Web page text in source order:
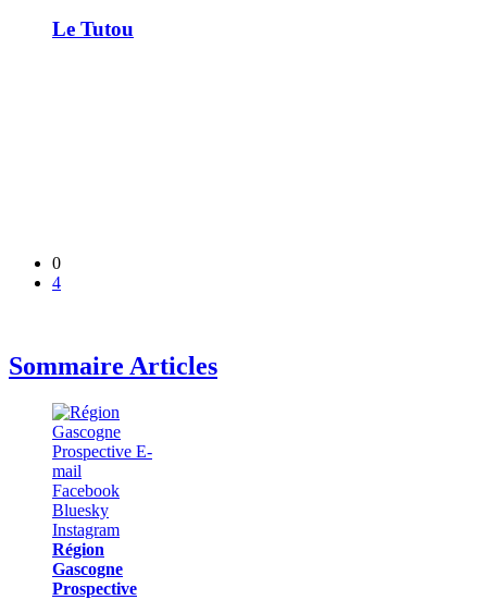
Le Tutou
0
4
Sommaire Articles
Région
Gascogne
Prospective